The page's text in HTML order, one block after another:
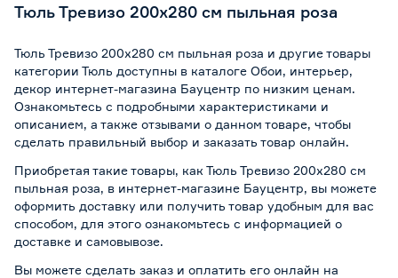
Тюль Тревизо 200х280 см пыльная роза
Тюль Тревизо 200х280 см пыльная роза и другие товары
категории Тюль доступны в каталоге Обои, интерьер,
декор интернет-магазина Бауцентр по низким ценам.
Ознакомьтесь с подробными характеристиками и
описанием, а также отзывами о данном товаре, чтобы
сделать правильный выбор и заказать товар онлайн.
Приобретая такие товары, как Тюль Тревизо 200х280 см
пыльная роза, в интернет-магазине Бауцентр, вы можете
оформить доставку или получить товар удобным для вас
способом, для этого ознакомьтесь с информацией о
доставке и самовывозе.
Вы можете сделать заказ и оплатить его онлайн на